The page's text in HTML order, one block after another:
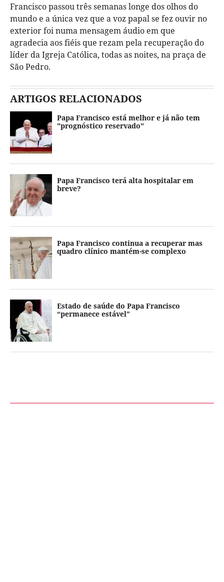
Francisco passou três semanas longe dos olhos do
mundo e a única vez que a voz papal se fez ouvir no
exterior foi numa mensagem áudio em que
agradecia aos fiéis que rezam pela recuperação do
líder da Igreja Católica, todas as noites, na praça de
São Pedro.
ARTIGOS RELACIONADOS
Papa Francisco está melhor e já não tem
"prognóstico reservado"
Papa Francisco terá alta hospitalar em
breve?
Papa Francisco continua a recuperar mas
quadro clínico mantém-se complexo
Estado de saúde do Papa Francisco
“permanece estável”